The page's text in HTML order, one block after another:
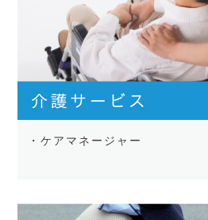
・ケアマネージャー